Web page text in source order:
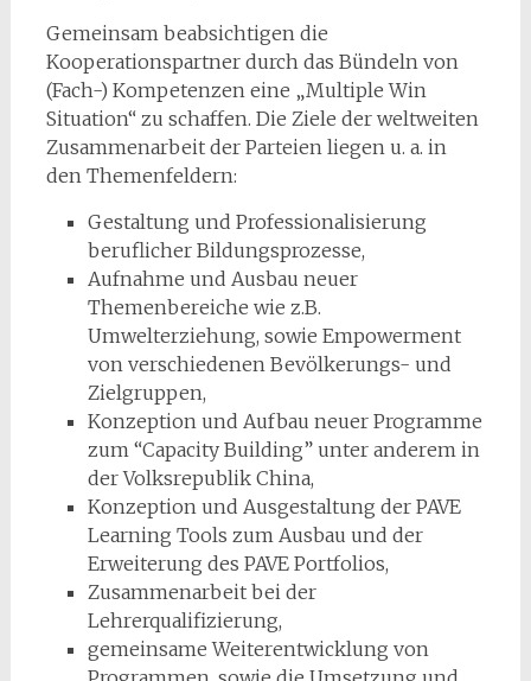
Gemeinsam beabsichtigen die
Kooperationspartner durch das Bündeln von
(Fach-) Kompetenzen eine „Multiple Win
Situation“ zu schaffen. Die Ziele der weltweiten
Zusammenarbeit der Parteien liegen u. a. in
den Themenfeldern:
Gestaltung und Professionalisierung
beruflicher Bildungsprozesse,
Aufnahme und Ausbau neuer
Themenbereiche wie z.B.
Umwelterziehung, sowie Empowerment
von verschiedenen Bevölkerungs- und
Zielgruppen,
Konzeption und Aufbau neuer Programme
zum “Capacity Building” unter anderem in
der Volksrepublik China,
Konzeption und Ausgestaltung der PAVE
Learning Tools zum Ausbau und der
Erweiterung des PAVE Portfolios,
Zusammenarbeit bei der
Lehrerqualifizierung,
gemeinsame Weiterentwicklung von